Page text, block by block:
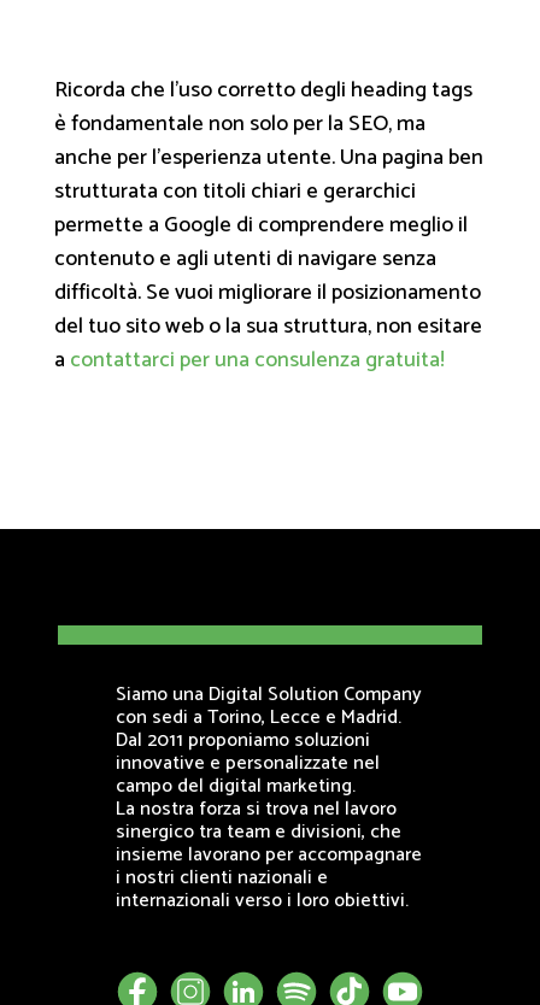
Ricorda che l’uso corretto degli heading tags
è fondamentale non solo per la SEO, ma
anche per l’esperienza utente. Una pagina ben
strutturata con titoli chiari e gerarchici
permette a Google di comprendere meglio il
contenuto e agli utenti di navigare senza
difficoltà. Se vuoi migliorare il posizionamento
del tuo sito web o la sua struttura, non esitare
a contattarci per una consulenza gratuita!
Siamo una Digital Solution Company
con sedi a Torino, Lecce e Madrid.
Dal 2011 proponiamo soluzioni
innovative e personalizzate nel
campo del digital marketing.
La nostra forza si trova nel lavoro
sinergico tra team e divisioni, che
insieme lavorano per accompagnare
i nostri clienti nazionali e
internazionali verso i loro obiettivi.